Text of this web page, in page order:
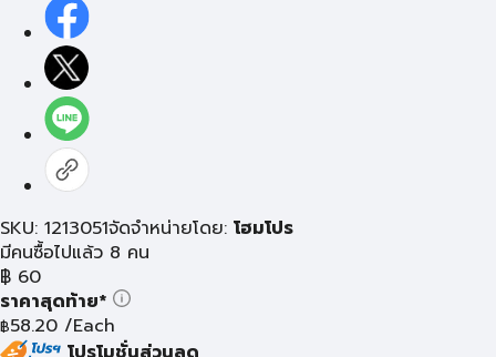
SKU: 1213051จัดจำหน่ายโดย: โฮมโปร
มีคนซื้อไปแล้ว 8 คน
฿ 60
ราคาสุดท้าย*
฿58.20 /Each